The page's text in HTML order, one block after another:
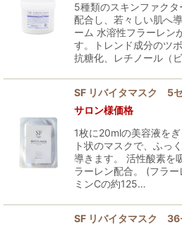
5種類のスキンファク
配合し、若々しい肌へ
ーム 水溶性フラーレン
す。トレンド成分のツ
抗糖化、レチノール（
SF リバイタマスク 5
サロン様価格
1枚に20mlの美容液を
ト状のマスクで、ふっ
導きます。 活性酸素を
ラーレン配合。 (フラ
ミンCの約125…
SF リバイタマスク 36